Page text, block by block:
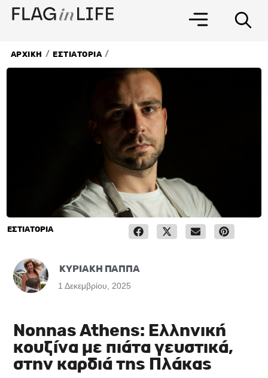
Μετάβαση
στο
ΑΡΧΙΚΗ / ΕΣΤΙΑΤΟΡΙΑ /
ΕΣΤΙΑΤΟΡΙΑ
ΚΥΡΙΑΚΗ ΠΑΠΠΑ
1 Δεκεμβρίου, 2025
Nonnas Athens: Ελληνική
κουζίνα με πιάτα γευστικά,
στην καρδιά της Πλάκας